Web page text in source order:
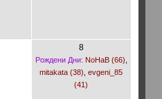
8
Рождени Дни: NoHaB (66)
mitakata (38) ,evgeni_85
(41)